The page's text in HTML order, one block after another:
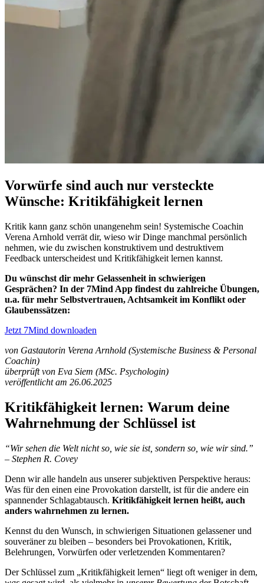
Vorwürfe sind auch nur versteckte
Wünsche: Kritikfähigkeit lernen
Kritik kann ganz schön unangenehm sein! Systemische Coachin
Verena Arnhold verrät dir, wieso wir Dinge manchmal persönlich
nehmen, wie du zwischen konstruktivem und destruktivem
Feedback unterscheidest und Kritikfähigkeit lernen kannst.
Du wünschst dir mehr Gelassenheit in schwierigen
Gesprächen? In der 7Mind App findest du zahlreiche Übungen,
u.a. für mehr Selbstvertrauen, Achtsamkeit im Konflikt oder
Glaubenssätzen:
Jetzt 7Mind downloaden
von Gastautorin Verena Arnhold (Systemische Business & Personal
Coachin)
überprüft von Eva Siem (MSc. Psychologin)
veröffentlicht am 26.06.2025
Kritikfähigkeit lernen: Warum deine
Wahrnehmung der Schlüssel ist
“Wir sehen die Welt nicht so, wie sie ist, sondern so, wie wir sind.”
– Stephen R. Covey
Denn wir alle handeln aus unserer subjektiven Perspektive heraus:
Was für den einen eine Provokation darstellt, ist für die andere ein
spannender Schlagabtausch. Kritikfähigkeit lernen heißt, auch
anders wahrnehmen zu lernen.
Kennst du den Wunsch, in schwierigen Situationen gelassener und
souveräner zu bleiben – besonders bei Provokationen, Kritik,
Belehrungen, Vorwürfen oder verletzenden Kommentaren?
Der Schlüssel zum „Kritikfähigkeit lernen“ liegt oft weniger in dem,